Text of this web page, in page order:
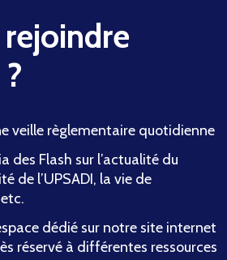
veille règlementaire quotidienne
des Flash sur l’actualité du
de l’UPSADI, la vie de
dédié sur notre site internet
réservé à différentes ressources